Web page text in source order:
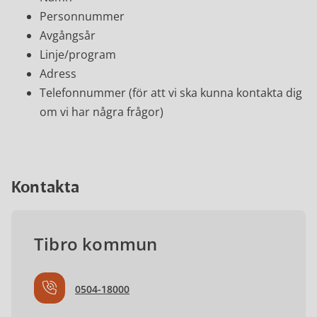
Personnummer
Avgångsår
Linje/program
Adress
Telefonnummer (för att vi ska kunna kontakta dig
om vi har några frågor)
Kontakta
Tibro kommun
0504-18000